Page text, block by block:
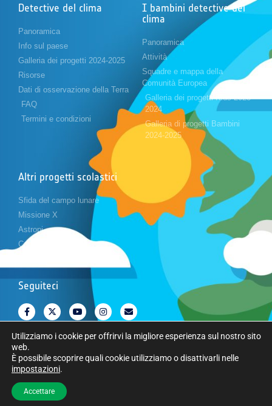
Detective del clima
Panoramica
Info sul paese
Galleria dei progetti 2024-2025
Risorse
Dati di osservazione della Terra
FAQ
Termini e condizioni
I bambini detective del
clima
Panoramica
Attività
Squadre e mappa della
Comunità Europea
Galleria dei progetti Kids 2023-
2024
Galleria di progetti Bambini
2024-2025
Altri progetti scolastici
Sfida del campo lunare
Missione X
Astropi
Cansat
Seguiteci
Copyright © Agenzia spaziale europea. Tutti i diritti riservati.
Utilizziamo i cookie per offrirvi la migliore esperienza sul nostro sito
web.
È possibile scoprire quali cookie utilizziamo o disattivarli nelle
impostazioni.
Accettare